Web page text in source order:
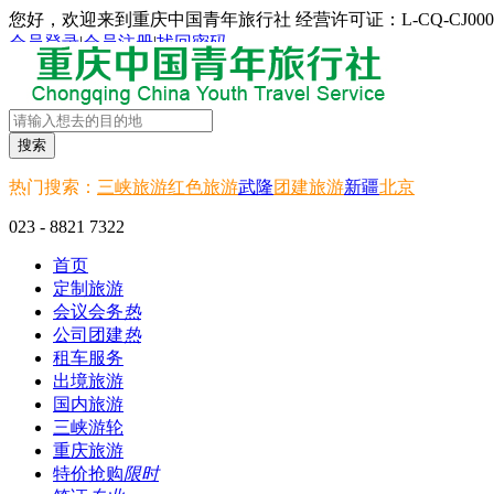
您好，欢迎来到重庆中国青年旅行社 经营许可证：L-CQ-
会员登录|会员注册|找回密码
搜索
热门搜索： 三峡旅游红色旅游武隆团建旅游新疆北京
023 - 8821 7322
首页
定制旅游
会议会务热
公司团建热
租车服务
出境旅游
国内旅游
三峡游轮
重庆旅游
特价抢购限时